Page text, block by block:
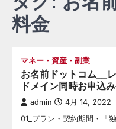
料金
マネー・資産・副業
お名前ドットコム__
ドメイン同時お申込
admin 4月 14, 2022
01_プラン・契約期間・「